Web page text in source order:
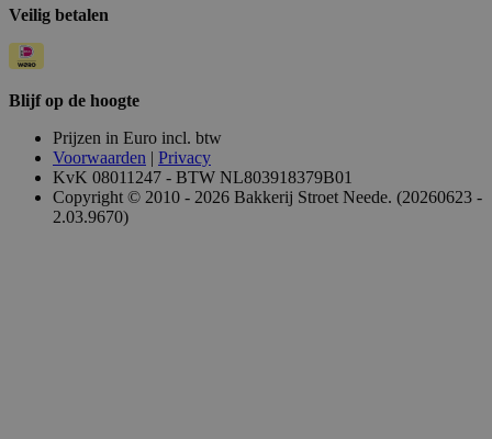
Veilig betalen
Blijf op de hoogte
Prijzen in Euro incl. btw
Voorwaarden | Privacy
KvK 08011247 - BTW NL803918379B01
Copyright © 2010 - 2026 Bakkerij Stroet Neede. (20260623 -
2.03.9670)